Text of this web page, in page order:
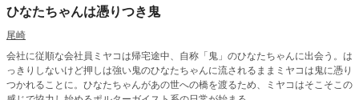
ひなたちゃんは憑りつき鬼
尾崎
会社に従順な会社員ミヤコは帰宅途中、自称「鬼」のひなたちゃんに出会う。は
っきりしないけど押しは強い鬼のひなたちゃんに流されるままミヤコは鬼に憑り
つかれることに。ひなたちゃんがあの世への橋を渡るため、ミヤコはそこそこの